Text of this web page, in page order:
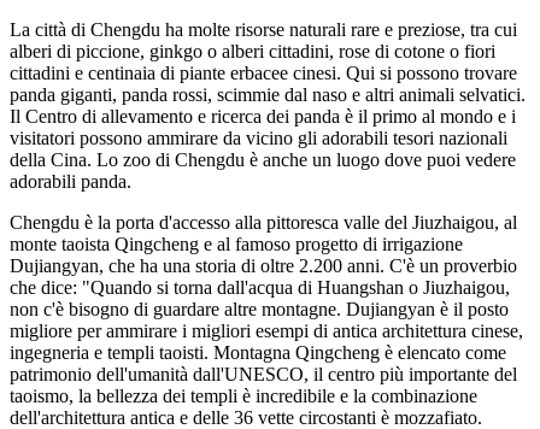
La città di Chengdu ha molte risorse naturali rare e preziose, tra cui
alberi di piccione, ginkgo o alberi cittadini, rose di cotone o fiori
cittadini e centinaia di piante erbacee cinesi. Qui si possono trovare
panda giganti, panda rossi, scimmie dal naso e altri animali selvatici.
Il Centro di allevamento e ricerca dei panda è il primo al mondo e i
visitatori possono ammirare da vicino gli adorabili tesori nazionali
della Cina. Lo zoo di Chengdu è anche un luogo dove puoi vedere
adorabili panda.
Chengdu è la porta d'accesso alla pittoresca valle del Jiuzhaigou, al
monte taoista Qingcheng e al famoso progetto di irrigazione
Dujiangyan, che ha una storia di oltre 2.200 anni. C'è un proverbio
che dice: "Quando si torna dall'acqua di Huangshan o Jiuzhaigou,
non c'è bisogno di guardare altre montagne. Dujiangyan è il posto
migliore per ammirare i migliori esempi di antica architettura cinese,
ingegneria e templi taoisti. Montagna Qingcheng è elencato come
patrimonio dell'umanità dall'UNESCO, il centro più importante del
taoismo, la bellezza dei templi è incredibile e la combinazione
dell'architettura antica e delle 36 vette circostanti è mozzafiato.